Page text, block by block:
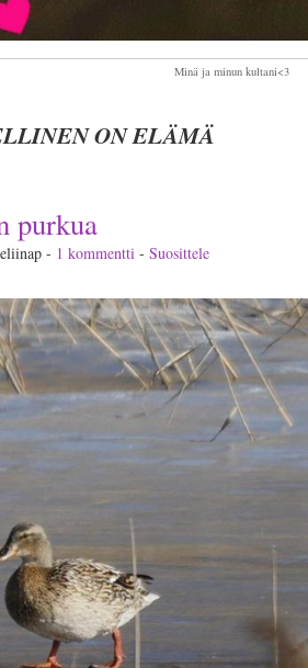
Minä ja minun kultani<3
ON ELÄMÄ
purkua
- 1 kommentti- Suosittele